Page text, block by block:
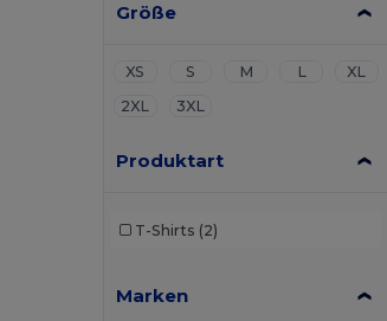
Größe
XS S M L
XL
2XL
3XL
Produktart
T-Shirts (2)
Marken